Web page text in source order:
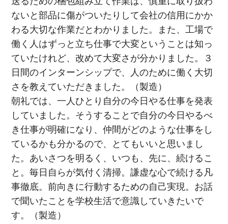
ないと部品に傷がついたりして会社の信用にかか
わる大切な作業だとわかりました。また、工場で
働く人はずっと立ち仕事で大変ということは知っ
ていたけれど、改めて大変さが分かりました。３
日間のインターンシップで、人のために働く大切
さを教えていただきました。（製造）
朝礼では、一人ひとり自分の今日やる仕事を発表
していました。そうすることで自分の今日やるべ
き仕事が明確になり、仲間がどのような仕事をし
ているかも分かるので、とてもいいと思いまし
た。あいさつを明るく、いつも、先に、続けるこ
と。毎日自らが気付く清掃。謙虚な心で続ける凡
事徹底。前向きに行動するための自己実現。お話
で聞いたことを学校生活で意識していきたいで
す。（製造）